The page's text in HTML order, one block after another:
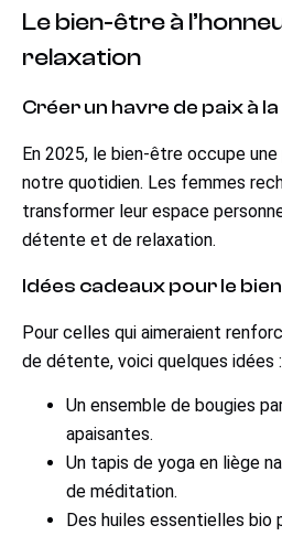
Le bien-être à
relaxation
Créer un havre de paix à
En 2025, le bien-être occupe
notre quotidien. Les femmes
transformer leur espace
détente et de relaxation.
Idées cadeaux pour le
Pour celles qui aimeraient
de détente, voici quelques idées :
Un ensemble de bougies
apaisantes.
Un tapis de yoga en liège
de méditation.
Des huiles essentielles bio